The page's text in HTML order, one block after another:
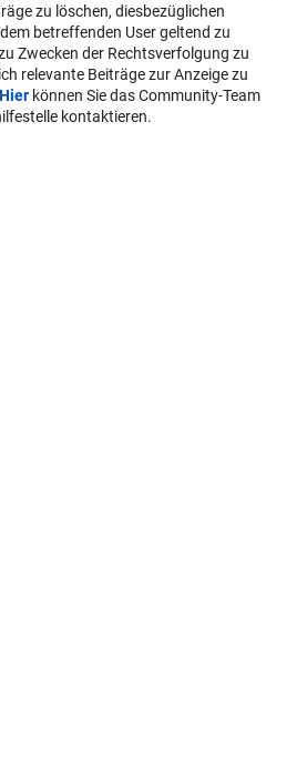
zu löschen, diesbezüglichen
betreffenden User geltend zu
Zwecken der Rechtsverfolgung zu
relevante Beiträge zur Anzeige zu
Hier können Sie das Community-Team
kontaktieren.